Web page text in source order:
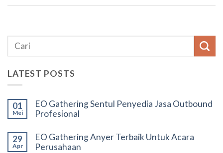
LATEST POSTS
01
Mei
EO Gathering Sentul Penyedia Jasa Outbound
Profesional
29
Apr
EO Gathering Anyer Terbaik Untuk Acara
Perusahaan